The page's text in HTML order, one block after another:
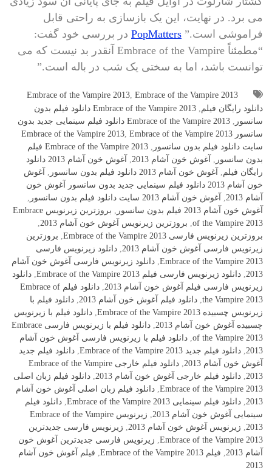
می برد. در نهایت، این یک بازسازی به راحتی قابل
فراموشی است.” PopMatters در بررسی خود گفت:
“مطمئناً Embrace of the Vampire آنقدر بد نیست که می
توانست باشد، اما به سختی یک شب در باله است.”
Embrace of the Vampire 2013 Embrace of the Vampire 2013
دانلود رایگان فیلم
Embrace of the Vampire 2013 دانلود فیلم بدون
سانسور
Embrace of the Vampire 2013 دانلود فیلم سینمایی جدید بدون
سانسور Embrace of the Vampire 2013 Embrace of the Vampire 2013
سایت دانلود فیلم بدون سانسور
Embrace of the Vampire 2013 فیلم
بدون سانسور
آغوش خون آشام 2013
آغوش خون آشام 2013 دانلود
رایگان فیلم
آغوش خون آشام 2013 دانلود فیلم بدون سانسور
آغوش
خون آشام 2013 دانلود فیلم سینمایی جدید بدون سانسور آغوش خون
آشام 2013
آغوش خون آشام 2013 سایت دانلود فیلم بدون سانسور
آغوش خون آشام 2013 فیلم بدون سانسور
بروزترین زیرنویس Embrace
of the Vampire 2013 بروزترین زیرنویس آغوش خون آشام 2013
بروزترین زیرنویس فارسی Embrace of the Vampire 2013
بروزترین
زیرنویس فارسی آغوش خون آشام 2013
دانلود زیرنویس فارسی
Embrace of the Vampire 2013 دانلود زیرنویس فارسی آغوش خون آشام
2013 دانلود زیرنویس فارسی فیلم Embrace of the Vampire 2013
دانلود
زیرنویس فارسی فیلم آغوش خون آشام 2013
دانلود فیلم Embrace of
the Vampire 2013 دانلود فیلم آغوش خون آشام 2013
دانلود فیلم با
زیرنویس چسبیده Embrace of the Vampire 2013
دانلود فیلم با زیرنویس
چسبیده آغوش خون آشام 2013
دانلود فیلم با زیرنویس فارسی Embrace
of the Vampire 2013 دانلود فیلم با زیرنویس فارسی آغوش خون آشام
2013 دانلود فیلم جدید Embrace of the Vampire 2013
دانلود فیلم جدید
آغوش خون آشام 2013
دانلود فیلم خارجی Embrace of the Vampire
2013 دانلود فیلم خارجی آغوش خون آشام 2013
دانلود فیلم زبان اصلی
Embrace of the Vampire 2013 دانلود فیلم زبان اصلی آغوش خون آشام
2013 دانلود فیلم سینمایی Embrace of the Vampire 2013
دانلود فیلم
سینمایی آغوش خون آشام 2013
زیرنویس Embrace of the Vampire
2013
زیرنویس آغوش خون آشام 2013
زیرنویس فارسی جدیدترین
Embrace of the Vampire 2013 زیرنویس فارسی جدیدترین آغوش خون
آشام 2013
فیلم Embrace of the Vampire 2013
فیلم آغوش خون آشام
2013